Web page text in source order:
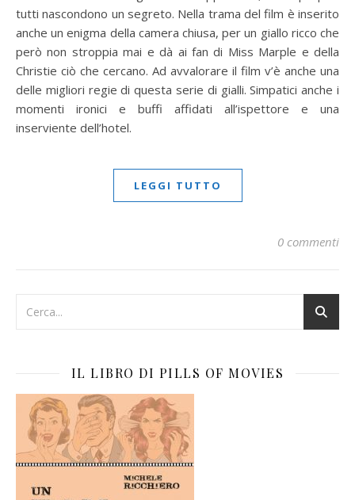
tutti nascondono un segreto. Nella trama del film è inserito
anche un enigma della camera chiusa, per un giallo ricco che
però non stroppia mai e dà ai fan di Miss Marple e della
Christie ciò che cercano. Ad avvalorare il film v’è anche una
delle migliori regie di questa serie di gialli. Simpatici anche i
momenti ironici e buffi affidati all’ispettore e una
inserviente dell’hotel.
LEGGI TUTTO
0 commenti
IL LIBRO DI PILLS OF MOVIES